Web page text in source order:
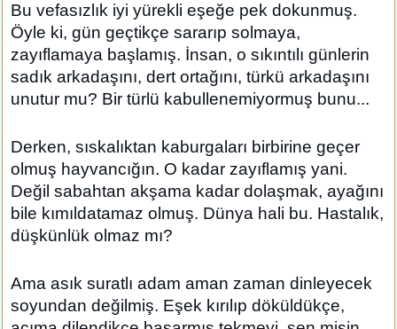
Bu vefasızlık iyi yürekli eşeğe pek dokunmuş.
Öyle ki, gün geçtikçe sararıp solmaya,
zayıflamaya başlamış. İnsan, o sıkıntılı günlerin
sadık arkadaşını, dert ortağını, türkü arkadaşını
unutur mu? Bir türlü kabullenemiyormuş bunu...
Derken, sıskalıktan kaburgaları birbirine geçer
olmuş hayvancığın. O kadar zayıflamış yani.
Değil sabahtan akşama kadar dolaşmak, ayağını
bile kımıldatamaz olmuş. Dünya hali bu. Hastalık,
düşkünlük olmaz mı?
Ama asık suratlı adam aman zaman dinleyecek
soyundan değilmiş. Eşek kırılıp döküldükçe,